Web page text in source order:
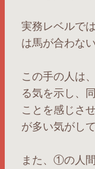
実務レベルで
は馬が合わない
この手の人は
る気を示し、
ことを感じさ
が多い気がして
また、①の人